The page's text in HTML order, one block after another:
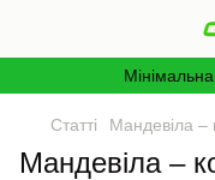
Статті Мандевіла –
Мандевіла –